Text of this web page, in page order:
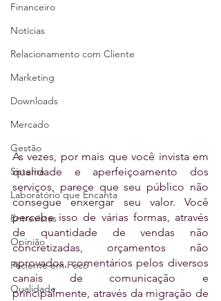
Financeiro
Notícias
Relacionamento com Cliente
Marketing
Downloads
Mercado
Gestão
Sistema
Laboratório que Encanta
Entrevistas
Opinião
Paciente em Foco
Qualidade
Às vezes, por mais que você invista em
qualidade e aperfeiçoamento dos
serviços, parece que seu público não
consegue enxergar seu valor. Você
percebe isso de várias formas, através
de quantidade de vendas não
concretizadas, orçamentos não
aprovados, comentários pelos diversos
canais de comunicação e
principalmente, através da migração de